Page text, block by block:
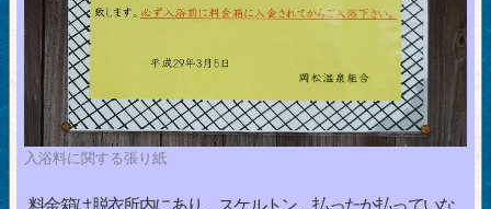
入浴料に関する張り紙